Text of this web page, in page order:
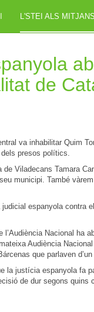
L'STEI ALS MITJANS
de
va inhabilitar Quim
presos polítics.
Viladecans Tamara
municipi. També
espanyola contra
l’Audiència Nacional ha
Audiència
que parlaven d’un
la justícia espanyola fa
de dur segons